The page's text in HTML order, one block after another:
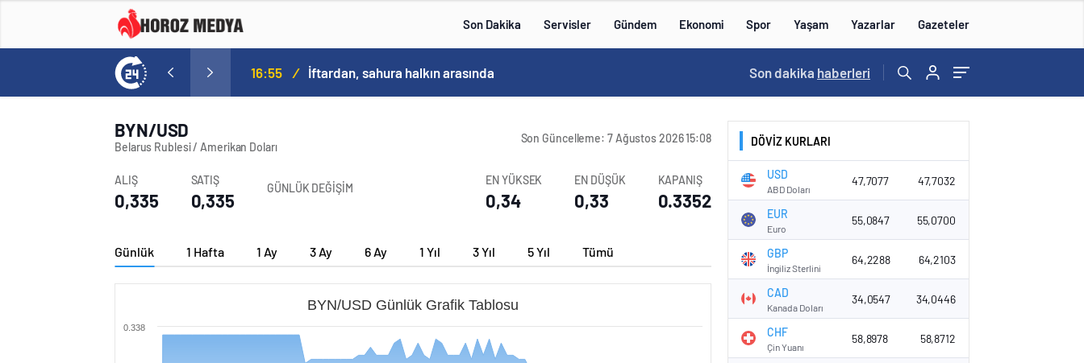
Son Dakika Servisler Gündem Ekonomi Spor Yaşam Yazarlar Gazeteler
16:55 / İftardan, sahura halkın arasında 16:09 /
Son dakika haberleri
BYN/USD
Belarus Rublesi / Amerikan Doları
Son Güncelleme: 7 Ağustos 2026 15:08
ALIŞ
0,335
SATIŞ
0,335
GÜNLÜK DEĞİŞİM
EN YÜKSEK
0,34
EN DÜŞÜK
0,33
KAPANIŞ
0.3352
Günlük 1 Hafta 1 Ay 3 Ay 6 Ay 1 Yıl 3 Yıl 5 Yıl Tümü
BYN/USD Günlük Grafik Tablosu
0.338
DÖVİZ KURLARI
USD
ABD Doları
47,7077 47,7032
EUR
Euro
55,0847 55,0700
GBP
İngiliz Sterlini
64,2288 64,2103
CAD
Kanada Doları
34,0547 34,0446
CHF
Çin Yuanı
58,8978 58,8712